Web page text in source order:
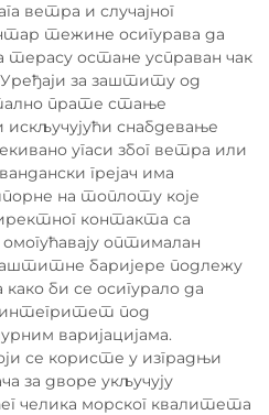
ветра и случајног
тежине осигурава да
терасу остане усправан чак
за заштиту од
прате стање
снабдевање
угаси због ветра или
грејач има
на топлоту које
контакта са
оптималан
баријере подлежу
би се осигурало да
под
варијацијама.
се користе у изградњи
за дворе укључују
челика морског квалитета